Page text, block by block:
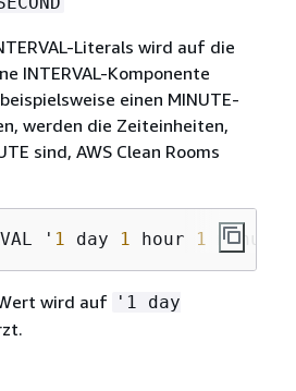
Literals wird auf die
INTERVAL-Komponente
einen MINUTE-
werden die Zeiteinheiten,
sind, AWS Clean Rooms
' 1 day 1 hour 1 minute
wird auf
'1 day